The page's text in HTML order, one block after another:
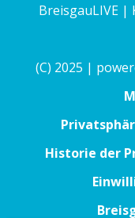
BreisgauLIVE |
(C) 2025 |
Historie der